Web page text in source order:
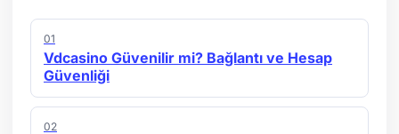
01
Vdcasino Güvenilir mi? Bağlantı ve Hesap
Güvenliği
02